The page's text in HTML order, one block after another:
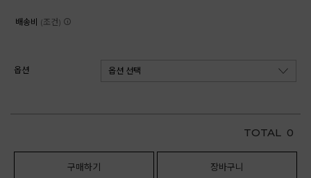
배송비 (조건)
옵션
TOTAL 0
구매하기 장바구니